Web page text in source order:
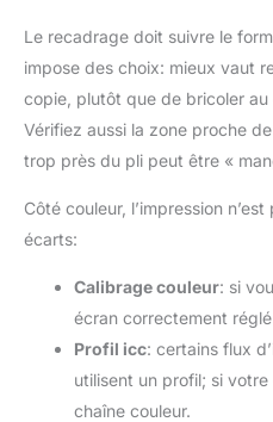
Le recadrage doit suivre le
impose des choix: mieux vaut
copie, plutôt que de bricoler au
Vérifiez aussi la zone proche
trop près du pli peut être «
Côté couleur, l’impression
écarts:
Calibrage couleur: si
écran correctement
Profil icc: certains flux
utilisent un profil; si
chaîne couleur.